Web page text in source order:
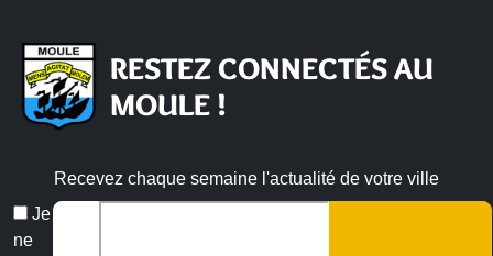
RESTEZ CONNECTÉS AU
MOULE !
Recevez chaque semaine l'actualité de votre ville
Je
ne
Veuillez laisser ce champ vide :
Email